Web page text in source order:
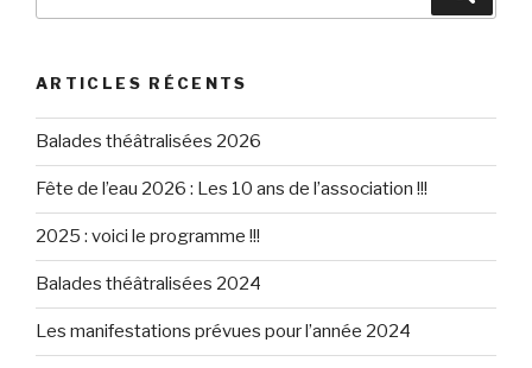
ARTICLES RÉCENTS
Balades théâtralisées 2026
Fête de l’eau 2026 : Les 10 ans de l’association !!!
2025 : voici le programme !!!
Balades théâtralisées 2024
Les manifestations prévues pour l’année 2024